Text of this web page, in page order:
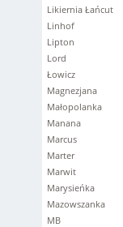
Likiernia Łańcut
Linhof
Lipton
Lord
Łowicz
Magnezjana
Małopolanka
Manana
Marcus
Marter
Marwit
Marysieńka
Mazowszanka
MB